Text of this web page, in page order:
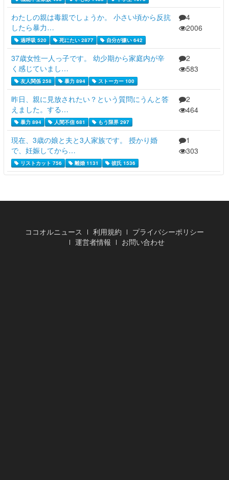
わたしの親は毒親でしょうか。 小さい頃から反抗
したら暴力…
過呼吸 520 死にたい 2877 自分が嫌い 642
4
2006
37歳女性一人っ子です。 幼少期から家庭内が辛
く感じていまし…
友人関係 258 暴力 894 ストーカー 100
2
583
昨日、親に見放されたい？という質問にうんと答
えました。する…
暴力 894 人間不信 681 もう限界 297
2
464
現在、3歳の娘と夫と3人家族です。 授かり婚
で、妊娠してから…
リストカット 756 離婚 1131 彼氏 1536
1
303
ココオルニュース 利用規約
プライバシーポリシー
運営者情報
お問い合わせ